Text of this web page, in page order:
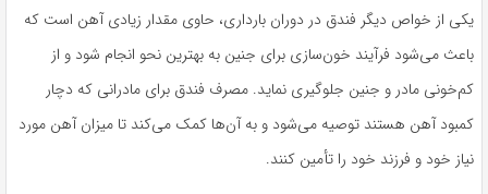
یکی از خواص دیگر فندق در دوران بارداری، حاوی مقدار زیادی آهن است که
باعث می‌شود فرآیند خون‌سازی برای جنین به بهترین نحو انجام شود و از
کم‌خونی مادر و جنین جلوگیری نماید. مصرف فندق برای مادرانی که دچار
کمبود آهن هستند توصیه می‌شود و به آن‌ها کمک می‌کند تا میزان آهن مورد
نیاز خود و فرزند خود را تأمین کنند.